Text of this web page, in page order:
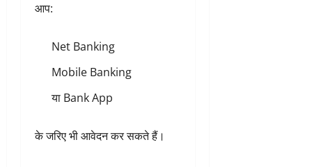
आप:
Net Banking
Mobile Banking
या Bank App
के जरिए भी आवेदन कर सकते हैं।